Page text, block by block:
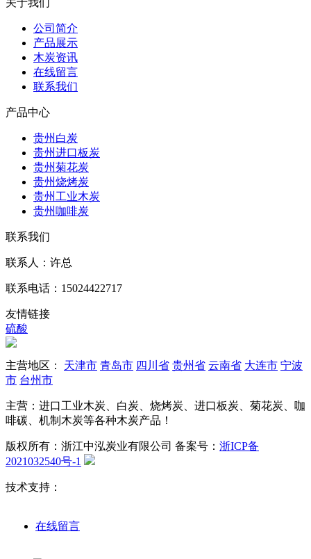
公司简介
产品展示
木炭资讯
在线留言
联系我们
产品中心
贵州白炭
贵州进口板炭
贵州菊花炭
贵州烧烤炭
贵州工业木炭
贵州咖啡炭
联系我们
联系人：许总
联系电话：15024422717
友情链接
硫酸
主营地区： 天津市 青岛市 四川省 贵州省 云南省 大连市 宁波
市 台州市
主营：进口工业木炭、白炭、烧烤炭、进口板炭、菊花炭、咖
啡碳、机制木炭等各种木炭产品！
版权所有：浙江中泓炭业有限公司 备案号： 浙ICP备
2021032540号-1
技术支持：
在线留言